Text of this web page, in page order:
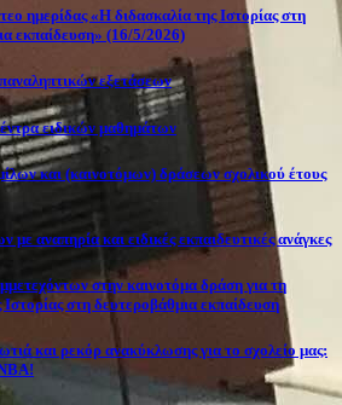
ημερίδας «Η διδασκαλία της Ιστορίας στη
εκπαίδευση» (16/5/2026)
εξετάσεων
ειδικών μαθημάτων
και (καινοτόμων) δράσεων σχολικού έτους
με αναπηρία και ειδικές εκπαιδευτικές ανάγκες
στην καινοτόμα δράση για τη
Ιστορίας στη δευτεροβάθμια εκπαίδευση
και ρεκόρ ανακύκλωσης για το σχολείο μας: